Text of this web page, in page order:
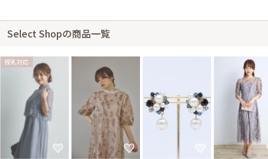
Select Shopの商品一覧
授乳対応